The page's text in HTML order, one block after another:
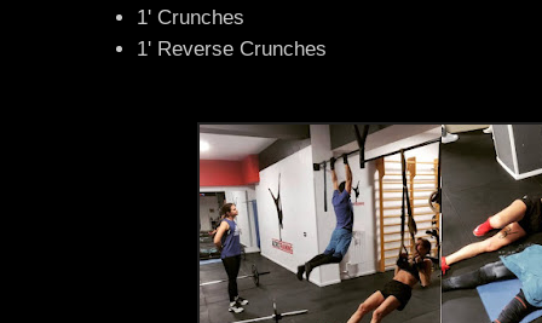
1' Crunches
1' Reverse Crunches